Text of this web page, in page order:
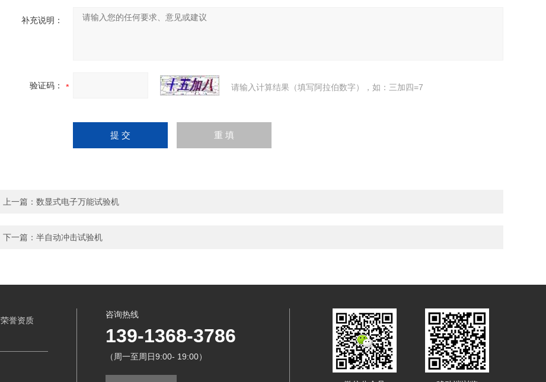
补充说明：
验证码： 请输入计算结果（填写阿拉伯数字），如：三加四=7
上一篇： 数显式电子万能试验机
下一篇： 半自动冲击试验机
荣誉资质
咨询热线
139-1368-3786
（周一至周日9:00- 19:00）